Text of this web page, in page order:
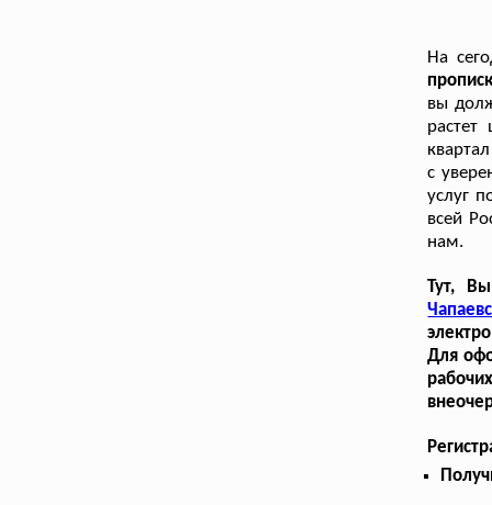
На
вы
с
услуг
всей
нам.
Тут,
Для